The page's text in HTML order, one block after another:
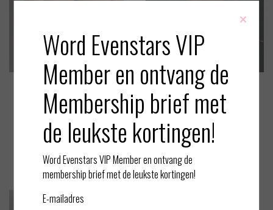
Feeling Myself - Italiaanse sl
ip - Astral Blue - 40 / L
EUR 75,00
Bekijken
Aubade
Feeling Myself - Jarretel - As
tral Blue - M
EUR 95,00
Bekijken
×
Word Evenstars VIP
Member en ontvang de
Membership brief met
de leukste kortingen!
Word Evenstars VIP Member en ontvang de
membership brief met de leukste kortingen!
E-mailadres